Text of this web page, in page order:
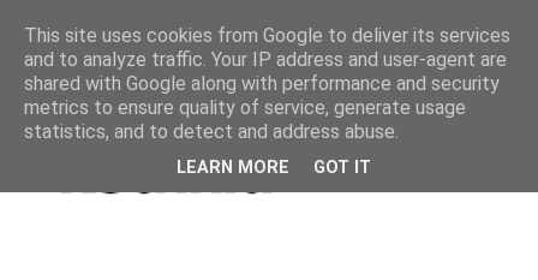
This site uses cookies from Google to deliver its services
and to analyze traffic. Your IP address and user-agent are
shared with Google along with performance and security
metrics to ensure quality of service, generate usage
statistics, and to detect and address abuse.
LEARN MORE GOT IT